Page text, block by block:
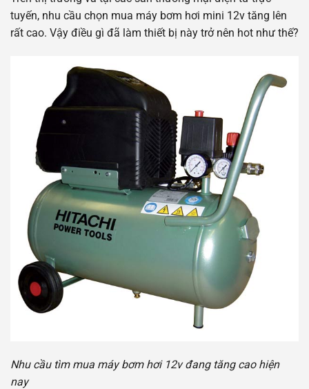
tuyến, nhu cầu chọn mua máy bơm hơi mini 12v tăng lên
rất cao. Vậy điều gì đã làm thiết bị này trở nên hot như thế?
Nhu cầu tìm mua máy bơm hơi 12v đang tăng cao hiện
nay